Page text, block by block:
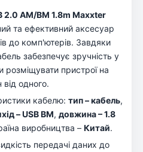
2.0 AM/BM 1.8m Maxxter
та ефективний аксесуар
до комп'ютерів. Завдяки
забезпечує зручність у
розміщувати пристрої на
від одного.
кабелю: тип – кабель,
– USB BM, довжина – 1.8
виробництва – Китай.
передачі даних до